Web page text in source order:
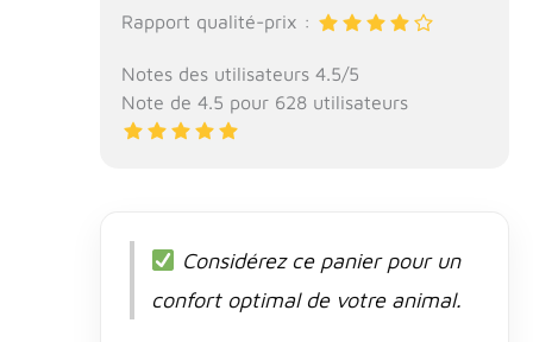
Rapport qualité-prix :
Notes des utilisateurs 4.5/5
Note de 4.5 pour 628 utilisateurs
Considérez ce panier pour un
confort optimal de votre animal.